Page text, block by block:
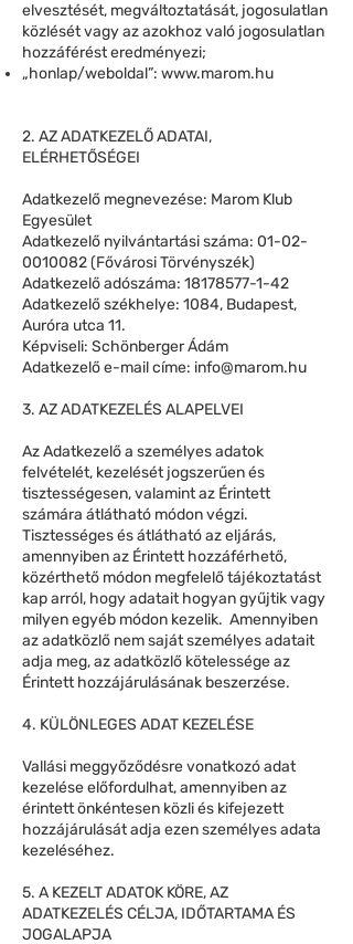
elvesztését, megváltoztatását, jogosulatlan
közlését vagy az azokhoz való jogosulatlan
hozzáférést eredményezi;
„honlap/weboldal”: www.marom.hu
2. AZ ADATKEZELŐ ADATAI,
ELÉRHETŐSÉGEI
Adatkezelő megnevezése: Marom Klub
Egyesület
Adatkezelő nyilvántartási száma: 01-02-
0010082(Fővárosi Törvényszék)
Adatkezelő adószáma: 18178577-1-42
Adatkezelő székhelye: 1084, Budapest,
Auróra utca 11.
Képviseli: Schönberger Ádám
Adatkezelő e-mail címe: info@marom.hu
3. AZ ADATKEZELÉS ALAPELVEI
Az Adatkezelő a személyes adatok
felvételét, kezelését jogszerűen és
tisztességesen, valamint az Érintett
számára átlátható módon végzi.
Tisztességes és átlátható az eljárás,
amennyiben az Érintett hozzáférhető,
közérthető módon megfelelő tájékoztatást
kap arról, hogy adatait hogyan gyűjtik vagy
milyen egyéb módon kezelik. Amennyiben
az adatközlő nem saját személyes adatait
adja meg, az adatközlő kötelessége az
Érintett hozzájárulásának beszerzése.
4. KÜLÖNLEGES ADAT KEZELÉSE
Vallási meggyőződésre vonatkozó adat
kezelése előfordulhat, amennyiben az
érintett önkéntesen közli és kifejezett
hozzájárulását adja ezen személyes adata
kezeléséhez.
5. A KEZELT ADATOK KÖRE, AZ
ADATKEZELÉS CÉLJA, IDŐTARTAMA ÉS
JOGALAPJA